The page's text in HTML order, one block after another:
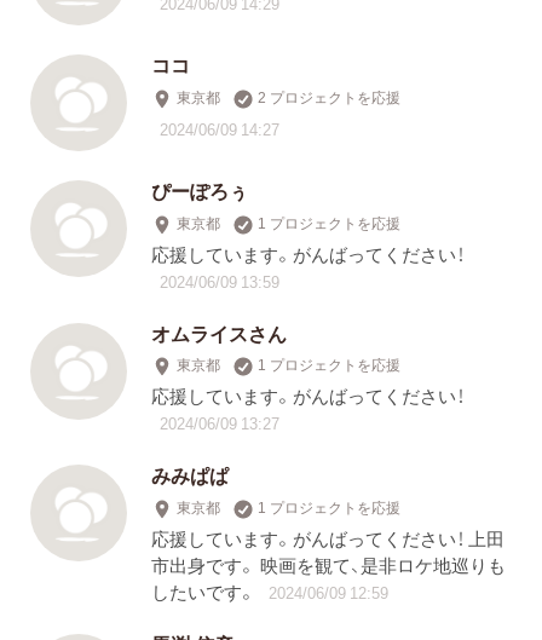
ココ
東京都 2 プロジェクトを応援
2024/06/09 14:27
ぴーぽろぅ
東京都 1 プロジェクトを応援
応援しています。がんばってください！
2024/06/09 13:59
オムライスさん
東京都 1 プロジェクトを応援
応援しています。がんばってください！
2024/06/09 13:27
みみぱぱ
東京都 1 プロジェクトを応援
応援しています。がんばってください！ 上田
市出身です。 映画を観て、是非ロケ地巡りも
したいです。
2024/06/09 12:59